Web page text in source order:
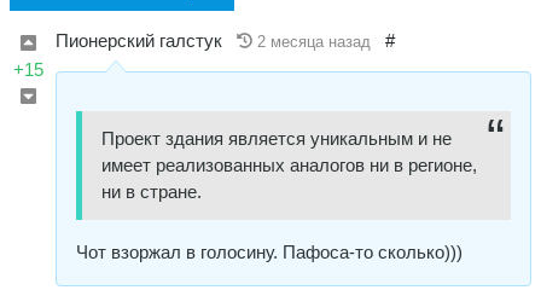
+15
Пионерский галстук 2 месяца назад #
Проект здания является уникальным и не
имеет реализованных аналогов ни в регионе,
ни в стране.
Чот взоржал в голосину. Пафоса-то сколько)))